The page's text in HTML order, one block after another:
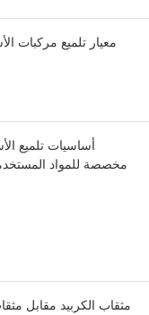
معيار تلميع مركبات
أساسيات تلميع
مخصصة للمواد
مثقاب الكربيد مقابل